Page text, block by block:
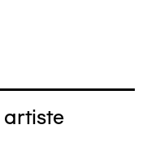
artiste